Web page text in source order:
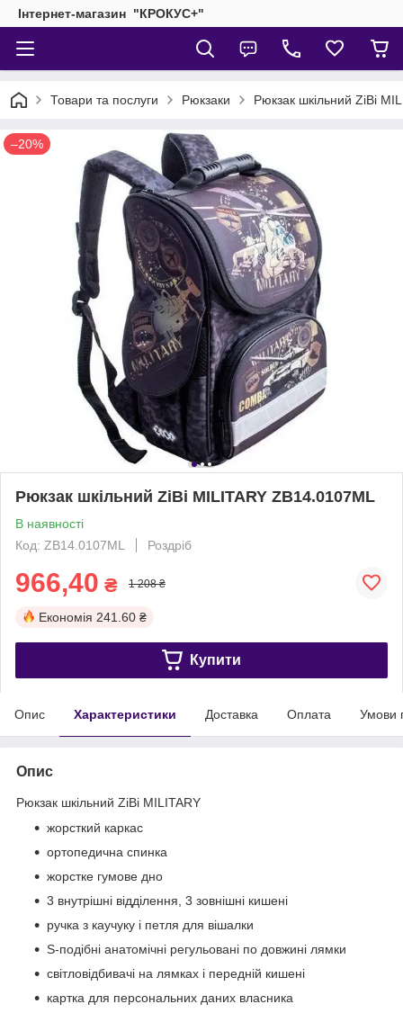
Інтернет-магазин "КРОКУС+"
Товари та послуги Рюкзаки Рюкзак шкільний ZiBi
–20%
Рюкзак шкільний ZiBi MILITARY ZB14.0107ML
В наявності
Код: ZB14.0107ML
Роздріб
966,40 ₴ 1 208 ₴
Економія 241.60 ₴
Купити
Опис Характеристики Доставка Оплата Умови
Опис
Рюкзак шкільний ZiBi MILITARY
жорсткий каркас
ортопедична спинка
жорстке гумове дно
3 внутрішні відділення, 3 зовнішні кишені
ручка з каучуку і петля для вішалки
S-подібні анатомічні регульовані по довжині лямки
світловідбивачі на лямках і передній кишені
картка для персональних даних власника